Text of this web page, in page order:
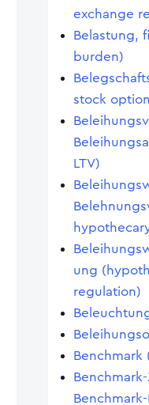
exchange
Belastung,
burden)
stock
LTV)
ung
regulation)
Benchmark